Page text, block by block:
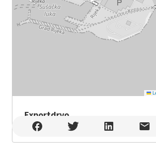
Exportdrvo
Exportdrvo , Rijeka